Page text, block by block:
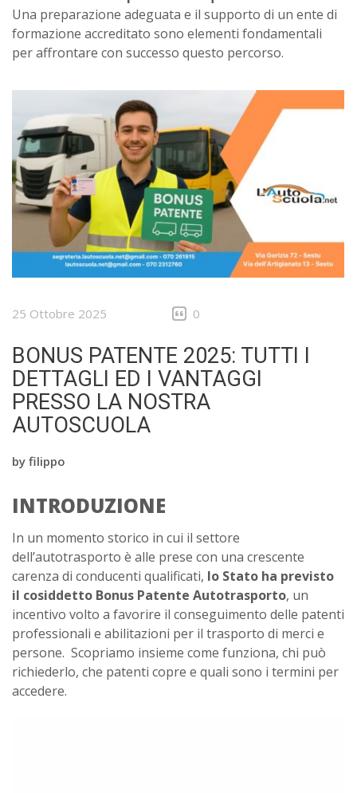
Una preparazione adeguata e il supporto di un ente di
formazione accreditato sono elementi fondamentali
per affrontare con successo questo percorso.
25 Ottobre 2025 0
BONUS PATENTE 2025: TUTTI I
DETTAGLI ED I VANTAGGI
PRESSO LA NOSTRA
AUTOSCUOLA
by filippo
INTRODUZIONE
In un momento storico in cui il settore
dell’autotrasporto è alle prese con una crescente
carenza di conducenti qualificati, lo Stato ha previsto
il cosiddetto Bonus Patente Autotrasporto, un
incentivo volto a favorire il conseguimento delle patenti
professionali e abilitazioni per il trasporto di merci e
persone. Scopriamo insieme come funziona, chi può
richiederlo, che patenti copre e quali sono i termini per
accedere.